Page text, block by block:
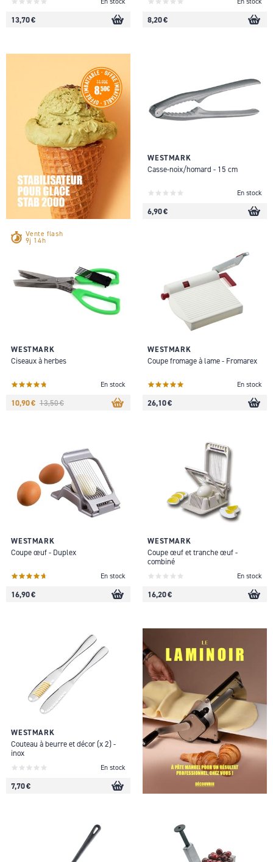
13,70 € 8,20 €
WESTMARK
Casse-noix/homard - 15 cm
En stock
6,90 €
Vente flash
9j 14h
WESTMARK
Ciseaux à herbes
En stock
10,90 € 13,50 €
WESTMARK
Coupe fromage à lame - Fromarex
En stock
26,10 €
WESTMARK
Coupe œuf - Duplex
En stock
16,90 €
WESTMARK
Coupe œuf et tranche œuf -
combiné
En stock
16,20 €
WESTMARK
Couteau à beurre et décor (x 2) -
inox
En stock
7,70 €